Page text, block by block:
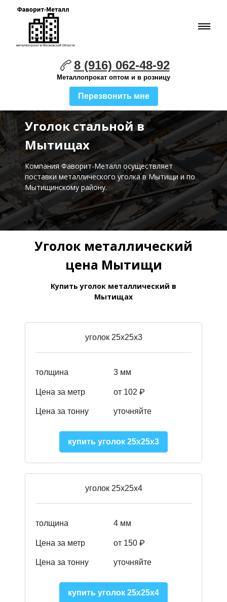
8 (916) 062-48-92
Металлопрокат оптом и в розницу
Перезвонить мне
Уголок стальной в
Мытищах
Компания Фаворит-Металл осуществляет
поставки металлического уголка в Мытищи и по
Мытищинскому району.
Уголок металлический
цена Мытищи
Купить уголок металлический в
Мытищах
уголок 25х25х3
толщина 3 мм
Цена за метр от 102 ₽
Цена за тонну уточняйте
купить уголок 25х25х3
уголок 25х25х4
толщина 4 мм
Цена за метр от 150 ₽
Цена за тонну уточняйте
купить уголок 25х25х4